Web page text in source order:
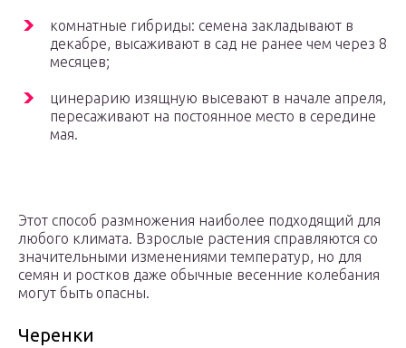
комнатные гибриды: семена закладывают в
декабре, высаживают в сад не ранее чем через 8
месяцев;
цинерарию изящную высевают в начале апреля,
пересаживают на постоянное место в середине
мая.
Этот способ размножения наиболее подходящий для
любого климата. Взрослые растения справляются со
значительными изменениями температур, но для
семян и ростков даже обычные весенние колебания
могут быть опасны.
Черенки